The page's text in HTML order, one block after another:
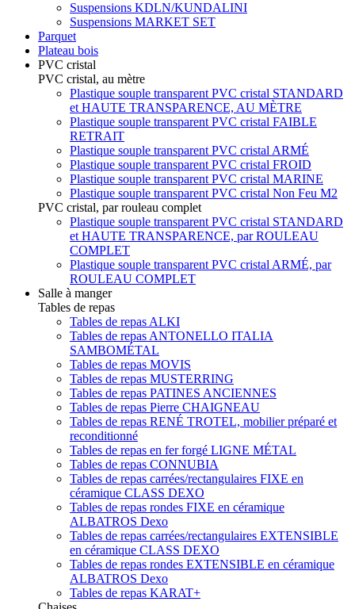
Suspensions KDLN/KUNDALINI
Suspensions MARKET SET
Parquet
Plateau bois
PVC cristal
PVC cristal, au mètre
Plastique souple transparent PVC cristal STANDARD
et HAUTE TRANSPARENCE, AU MÈTRE
Plastique souple transparent PVC cristal FAIBLE
RETRAIT
Plastique souple transparent PVC cristal ARMÉ
Plastique souple transparent PVC cristal FROID
Plastique souple transparent PVC cristal MARINE
Plastique souple transparent PVC cristal Non Feu M2
PVC cristal, par rouleau complet
Plastique souple transparent PVC cristal STANDARD
et HAUTE TRANSPARENCE, par ROULEAU
COMPLET
Plastique souple transparent PVC cristal ARMÉ, par
ROULEAU COMPLET
Salle à manger
Tables de repas
Tables de repas ALKI
Tables de repas ANTONELLO ITALIA
SAMBOMÉTAL
Tables de repas MOVIS
Tables de repas MUSTERRING
Tables de repas PATINES ANCIENNES
Tables de repas Pierre CHAIGNEAU
Tables de repas RENÉ TROTEL, mobilier préparé et
reconditionné
Tables de repas en fer forgé LIGNE MÉTAL
Tables de repas CONNUBIA
Tables de repas carrées/rectangulaires FIXE en
céramique CLASS DEXO
Tables de repas rondes FIXE en céramique
ALBATROS Dexo
Tables de repas carrées/rectangulaires EXTENSIBLE
en céramique CLASS DEXO
Tables de repas rondes EXTENSIBLE en céramique
ALBATROS Dexo
Tables de repas KARAT+